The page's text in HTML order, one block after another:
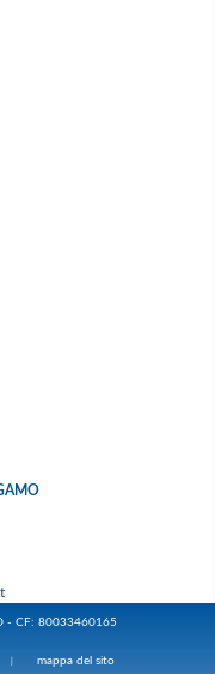
- CF: 80033460165
mappa del sito